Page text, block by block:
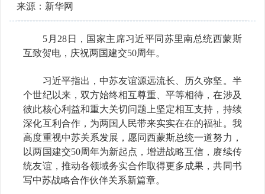
来源：新华网
5月28日，国家主席习近平同苏里南总统西蒙斯
互致贺电，庆祝两国建交50周年。
习近平指出，中苏友谊源远流长、历久弥坚。半
个世纪以来，双方始终相互尊重、平等相待，在涉及
彼此核心利益和重大关切问题上坚定相互支持，持续
深化互利合作，为两国人民带来实实在在的福祉。我
高度重视中苏关系发展，愿同西蒙斯总统一道努力，
以两国建交50周年为新起点，增进战略互信，赓续传
统友谊，推动各领域务实合作取得更多成果，共同书
写中苏战略合作伙伴关系新篇章。